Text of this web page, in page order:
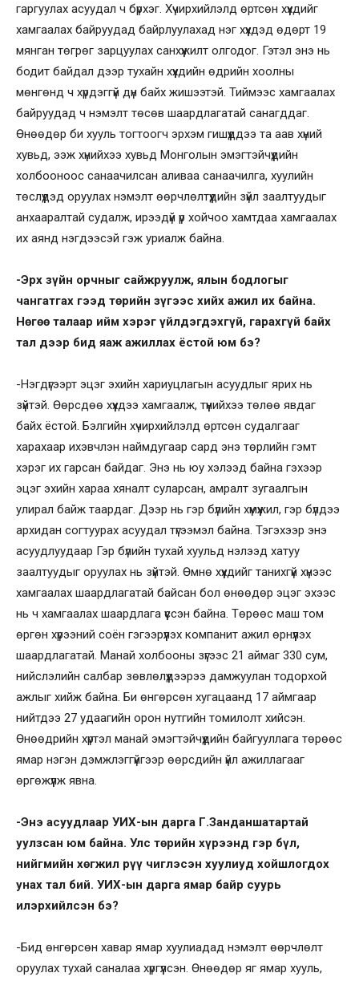
гаргуулах асуудал ч бүрхэг. Хүчирхийлэлд өртсөн хүүхдийг
хамгаалах байруудад байрлуулахад нэг хүүхдэд өдөрт 19
мянган төгрөг зарцуулах санхүүжилт олгодог. Гэтэл энэ нь
бодит байдал дээр тухайн хүүхдийн өдрийн хоолны
мөнгөнд ч хүрдэггүй дүн байх жишээтэй. Тиймээс хамгаалах
байруудад ч нэмэлт төсөв шаардлагатай санагддаг.
Өнөөдөр би хууль тогтоогч эрхэм гишүүддээ та аав хүний
хувьд, ээж хүнийхээ хувьд Монголын эмэгтэйчүүдийн
холбооноос санаачилсан аливаа санаачилга, хуулийн
төслүүдэд оруулах нэмэлт өөрчлөлтүүдийн зүйл заалтуудыг
анхааралтай судалж, ирээдүй үр хойчоо хамтдаа хамгаалах
их аянд нэгдээсэй гэж уриалж байна.
-Эрх зүйн орчныг сайжруулж, ялын бодлогыг
чангатгах гээд төрийн зүгээс хийх ажил их байна.
Нөгөө талаар ийм хэрэг үйлдэгдэхгүй, гарахгүй байх
тал дээр бид яаж ажиллах ёстой юм бэ?
-Нэгдүгээрт эцэг эхийн хариуцлагын асуудлыг ярих нь
зүйтэй. Өөрсдөө хүүхдээ хамгаалж, түүнийхээ төлөө явдаг
байх ёстой. Бэлгийн хүчирхийлэлд өртсөн судалгааг
харахаар ихэвчлэн наймдугаар сард энэ төрлийн гэмт
хэрэг их гарсан байдаг. Энэ нь юу хэлээд байна гэхээр
эцэг эхийн хараа хяналт суларсан, амралт зугаалгын
улирал байж таардаг. Дээр нь гэр бүлийн хүмүүжил, гэр бүлдээ
архидан согтуурах асуудал түгээмэл байна. Тэгэхээр энэ
асуудлуудаар Гэр бүлийн тухай хуульд нэлээд хатуу
заалтуудыг оруулах нь зүйтэй. Өмнө хүүхдийг танихгүй хүнээс
хамгаалах шаардлагатай байсан бол өнөөдөр эцэг эхээс
нь ч хамгаалах шаардлага үүссэн байна. Төрөөс маш том
өргөн хүрээний соён гэгээрүүлэх компанит ажил өрнүүлэх
шаардлагатай. Манай холбооны зүгээс 21 аймаг 330 сум,
нийслэлийн салбар зөвлөлүүдээрээ дамжуулан тодорхой
ажлыг хийж байна. Би өнгөрсөн хугацаанд 17 аймгаар
нийтдээ 27 удаагийн орон нутгийн томилолт хийсэн.
Өнөөдрийн хүртэл манай эмэгтэйчүүдийн байгууллага төрөөс
ямар нэгэн дэмжлэггүйгээр өөрсдийн үйл ажиллагааг
өргөжүүлж явна.
-Энэ асуудлаар УИХ-ын дарга Г.Занданшатартай
уулзсан юм байна. Улс төрийн хүрээнд гэр бүл,
нийгмийн хөгжил рүү чиглэсэн хуулиуд хойшлогдох
унах тал бий. УИХ-ын дарга ямар байр суурь
илэрхийлсэн бэ?
-Бид өнгөрсөн хавар ямар хуулиадад нэмэлт өөрчлөлт
оруулах тухай саналаа хүргүүлсэн. Өнөөдөр яг ямар хууль,